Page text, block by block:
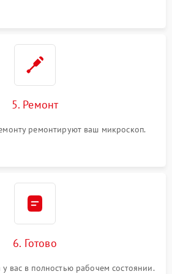
5. Ремонт
ремонтируют ваш микроскоп.
6. Готово
вас в полностью рабочем состоянии.